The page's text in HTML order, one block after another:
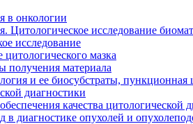
строительства
и технологии
в онкологии
Цитологическое исследование
исследование
мазка
материала
и ее биосубстраты, пункционная
диагностики
качества цитологической
диагностике опухолей и